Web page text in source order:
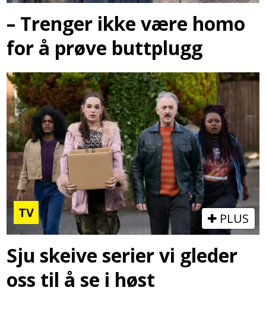
– Trenger ikke være homo
for å prøve buttplugg
TV PLUS
Sju skeive serier vi gleder
oss til å se i høst